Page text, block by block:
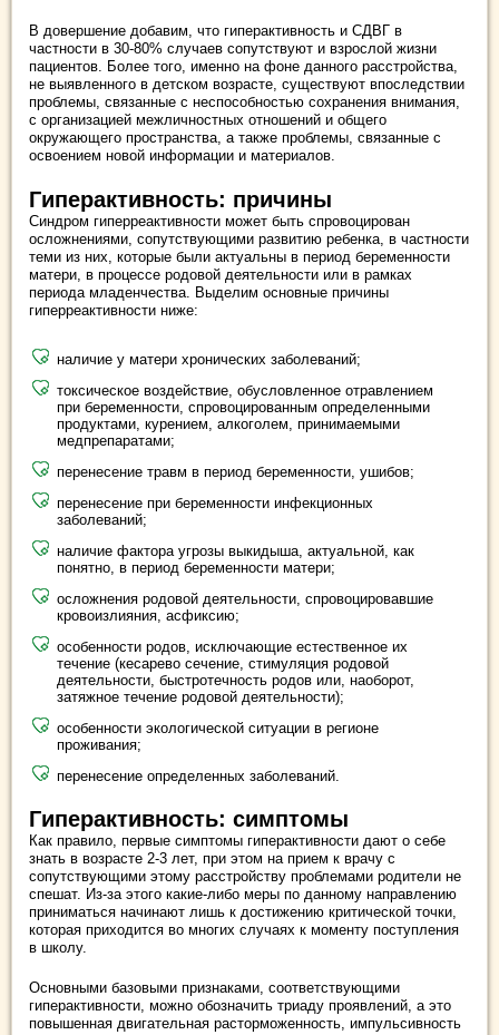
В довершение добавим, что гиперактивность и СДВГ в
частности в 30-80% случаев сопутствуют и взрослой жизни
пациентов. Более того, именно на фоне данного расстройства,
не выявленного в детском возрасте, существуют впоследствии
проблемы, связанные с неспособностью сохранения внимания,
с организацией межличностных отношений и общего
окружающего пространства, а также проблемы, связанные с
освоением новой информации и материалов.
Гиперактивность: причины
Синдром гиперреактивности может быть спровоцирован
осложнениями, сопутствующими развитию ребенка, в частности
теми из них, которые были актуальны в период беременности
матери, в процессе родовой деятельности или в рамках
периода младенчества. Выделим основные причины
гиперреактивности ниже:
наличие у матери хронических заболеваний;
токсическое воздействие, обусловленное отравлением
при беременности, спровоцированным определенными
продуктами, курением, алкоголем, принимаемыми
медпрепаратами;
перенесение травм в период беременности, ушибов;
перенесение при беременности инфекционных
заболеваний;
наличие фактора угрозы выкидыша, актуальной, как
понятно, в период беременности матери;
осложнения родовой деятельности, спровоцировавшие
кровоизлияния, асфиксию;
особенности родов, исключающие естественное их
течение (кесарево сечение, стимуляция родовой
деятельности, быстротечность родов или, наоборот,
затяжное течение родовой деятельности);
особенности экологической ситуации в регионе
проживания;
перенесение определенных заболеваний.
Гиперактивность: симптомы
Как правило, первые симптомы гиперактивности дают о себе
знать в возрасте 2-3 лет, при этом на прием к врачу с
сопутствующими этому расстройству проблемами родители не
спешат. Из-за этого какие-либо меры по данному направлению
приниматься начинают лишь к достижению критической точки,
которая приходится во многих случаях к моменту поступления
в школу.
Основными базовыми признаками, соответствующими
гиперактивности, можно обозначить триаду проявлений, а это
повышенная двигательная расторможенность, импульсивность